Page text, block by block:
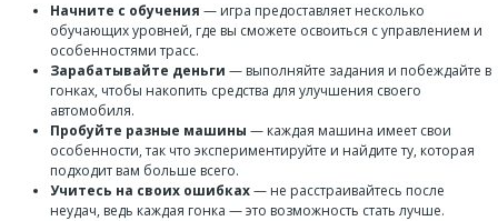
Начните с обучения — игра предоставляет несколько
обучающих уровней, где вы сможете освоиться с управлением и
особенностями трасс.
Зарабатывайте деньги — выполняйте задания и побеждайте в
гонках, чтобы накопить средства для улучшения своего
автомобиля.
Пробуйте разные машины — каждая машина имеет свои
особенности, так что экспериментируйте и найдите ту, которая
подходит вам больше всего.
Учитесь на своих ошибках— не расстраивайтесь после
неудач, ведь каждая гонка — это возможность стать лучше.